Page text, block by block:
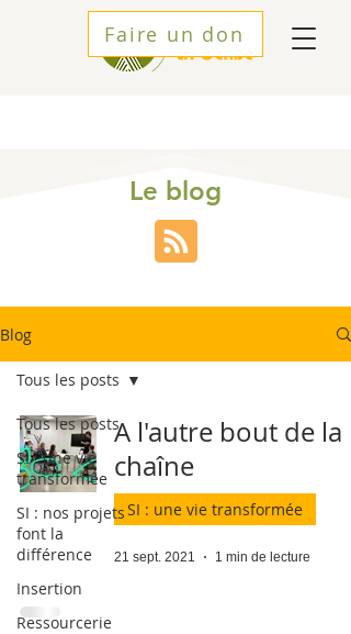
Faire un don
Le blog
Blog
Tous les posts
SI : une vie
transformée
SI : nos projets
font la
différence
Insertion
Ressourcerie
Tous les posts
A l'autre bout de la
chaîne
SI : une vie transformée
21 sept. 2021 1 min de lecture